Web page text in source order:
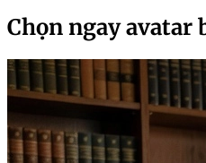
Chọn ngay avatar